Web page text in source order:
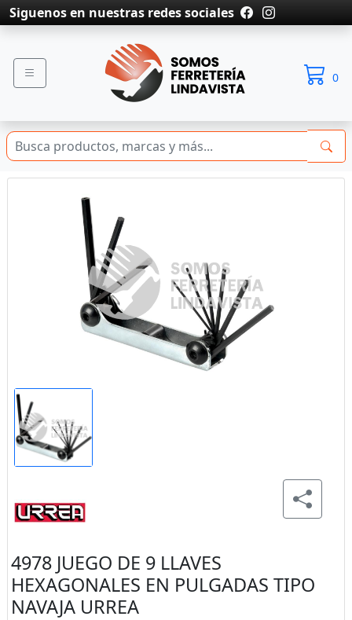
Siguenos en nuestras redes sociales
0
4978 JUEGO DE 9 LLAVES
HEXAGONALES EN PULGADAS TIPO
NAVAJA URREA